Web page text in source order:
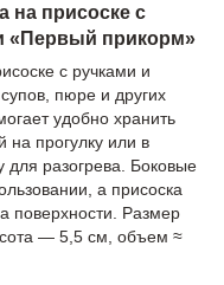
на присоске с
«Первый прикорм»
с ручками и
пюре и других
удобно хранить
на прогулку или в
для разогрева. Боковые
а присоска
поверхности. Размер
— 5,5 см, объем ≈